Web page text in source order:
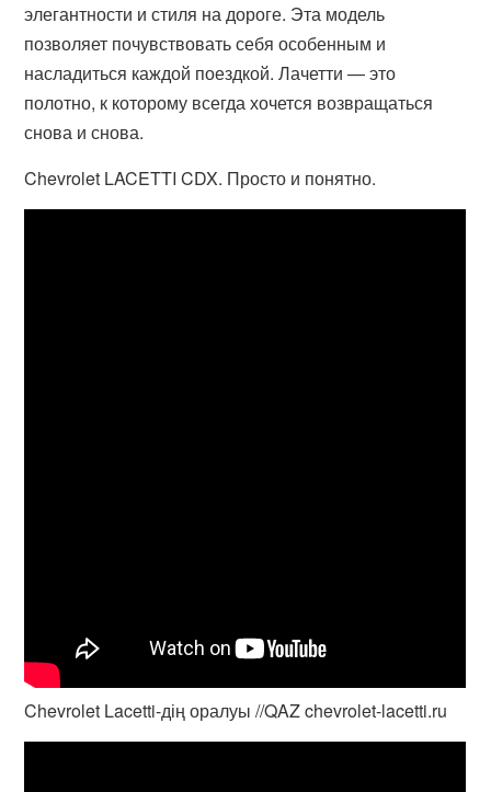
элегантности и стиля на дороге. Эта модель
позволяет почувствовать себя особенным и
насладиться каждой поездкой. Лачетти — это
полотно, к которому всегда хочется возвращаться
снова и снова.
Chevrolet LACETTI CDX. Просто и понятно.
Chevrolet Lacetti-дің оралуы //QAZ chevrolet-lacetti.ru